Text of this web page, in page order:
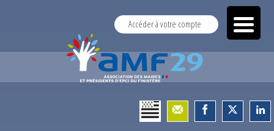
Accéder à votre compte